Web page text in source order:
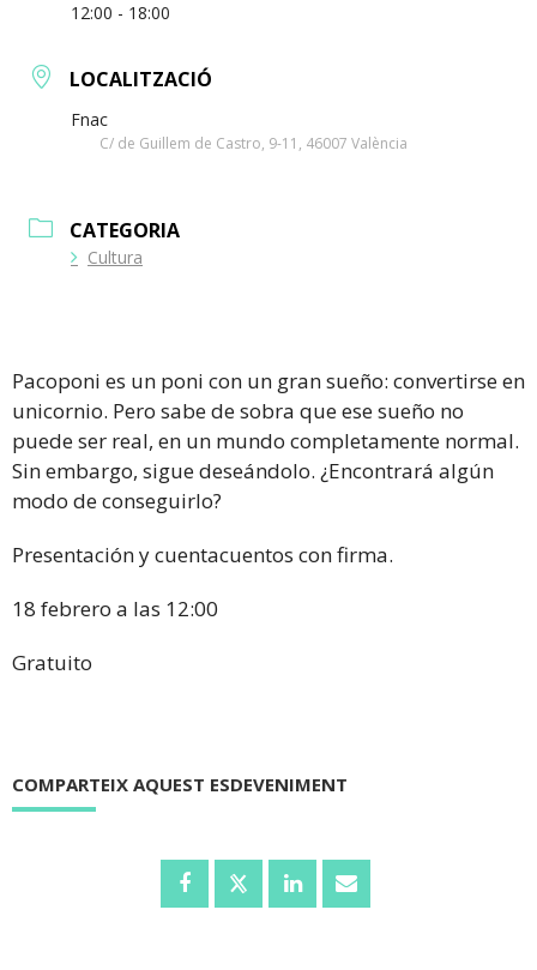
12:00 - 18:00
LOCALITZACIÓ
Fnac
C/ de Guillem de Castro, 9-11, 46007 València
CATEGORIA
Cultura
Pacoponi es un poni con un gran sueño: convertirse en
unicornio. Pero sabe de sobra que ese sueño no
puede ser real, en un mundo completamente normal.
Sin embargo, sigue deseándolo. ¿Encontrará algún
modo de conseguirlo?
Presentación y cuentacuentos con firma.
18 febrero a las 12:00
Gratuito
COMPARTEIX AQUEST ESDEVENIMENT